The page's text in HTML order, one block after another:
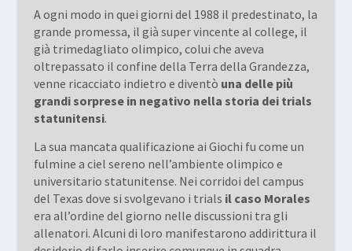
A ogni modo in quei giorni del 1988 il predestinato, la
grande promessa, il già super vincente al college, il
già trimedagliato olimpico, colui che aveva
oltrepassato il confine della Terra della Grandezza,
venne ricacciato indietro e diventò una delle più
grandi sorprese in negativo nella storia dei trials
statunitensi.
La sua mancata qualificazione ai Giochi fu come un
fulmine a ciel sereno nell’ambiente olimpico e
universitario statunitense. Nei corridoi del campus
del Texas dove si svolgevano i trials il caso Morales
era all’ordine del giorno nelle discussioni tra gli
allenatori. Alcuni di loro manifestarono addirittura il